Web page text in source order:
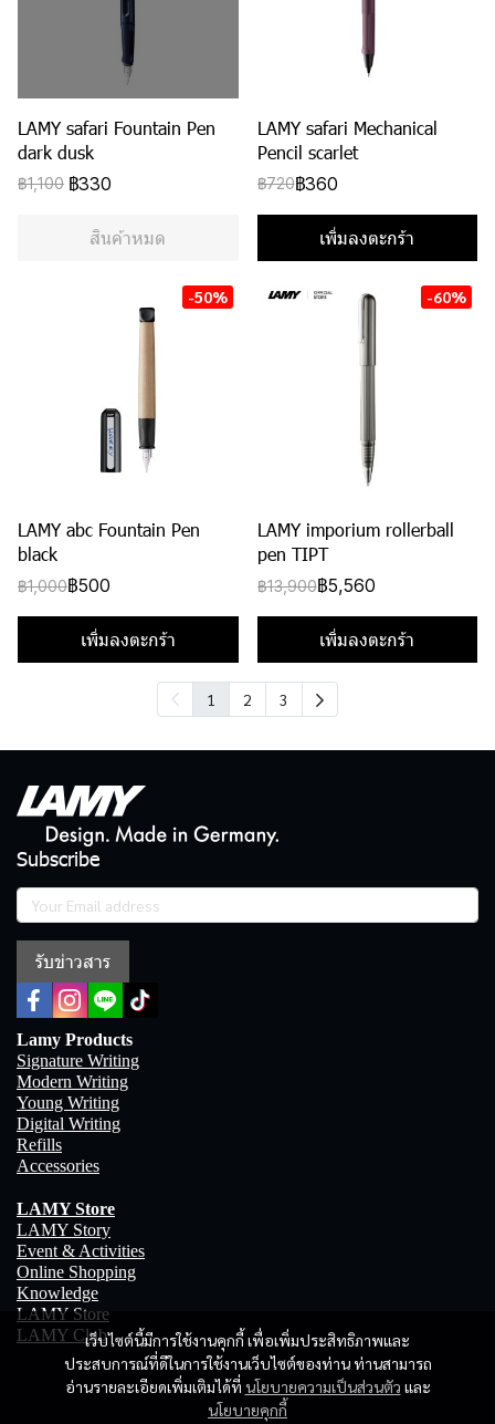
LAMY safari Fountain Pen
dark dusk
฿1,100 ฿330
สินค้าหมด
LAMY safari Mechanical
Pencil scarlet
฿720฿360
เพิ่มลงตะกร้า
-50%
LAMY abc Fountain Pen
black
฿1,000฿500
เพิ่มลงตะกร้า
-60%
LAMY imporium rollerball
pen TIPT
฿13,900฿5,560
เพิ่มลงตะกร้า
1 2 3
เว็บไซต์นี้มีการใช้งานคุกกี้ เพื่อเพิ่มประสิทธิภาพและ
ประสบการณ์ที่ดีในการใช้งานเว็บไซต์ของท่าน ท่านสามารถ
อ่านรายละเอียดเพิ่มเติมได้ที่ นโยบายความเป็นส่วนตัว และ
นโยบายคุกกี้
Subscribe
รับข่าวสาร
Lamy Products
Signature Writing
Modern Writing
Young Writing
Digital Writing
Refills
Accessories
LAMY Store
LAMY Story
Event & Activities
Online Shopping
Knowledge
LAMY Store
LAMY Club